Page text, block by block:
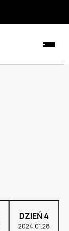
DZIEŃ 4
2024.01.28